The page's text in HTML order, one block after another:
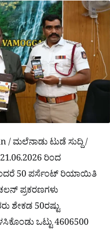
a
r
e
/ ಮಲೆನಾಡು ಟುಡೆ ಸುದ್ದಿ /
ರಿಂದ
50 ಪರ್ಸೆಂಟ್ ರಿಯಾಯಿತಿ
ಪ್ರಕರಣಗಳು
ಶೇಕಡ 50ರಷ್ಟು
ಒಟ್ಟು 4606500